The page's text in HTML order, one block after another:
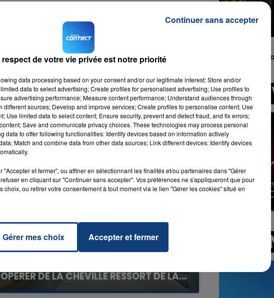
7h00 - 12h00
LA TEAM DU WEEK-END LA TEAM
RADIO CONTACT
20 juillet 2026
OPÉRER DE LA CHEVILLE RESSORT DE LA...
La famille a porté plainte contre la clinique qui a
TAME IMPALA &
Dracula
LES
31 janvier
GIMS
A
respect de votre vie privée est notre priorité
data processing based on your consent and/or our legitimate interest: Store and/or
data to select advertising; Create profiles for personalised advertising; Use profiles to
advertising performance; Measure content performance; Understand audiences through
different sources; Develop and improve services; Create profiles to personalise content; Use
Use limited data to select content; Ensure security, prevent and detect fraud, and fix errors;
Save and communicate privacy choices. These technologies may process personal
data to offer following functionalities: Identify devices based on information actively
Match and combine data from other data sources; Link different devices; Identify devices
"Accepter et fermer", ou affiner en sélectionnant les finalités et/ou partenaires dans "Gérer
en cliquant sur "Continuer sans accepter". Vos préférences ne s'appliqueront que pour
choix, ou retirer votre consentement à tout moment via le lien "Gérer les cookies" situé en
Gérer mes choix Accepter et fermer
Continuer sans accepter